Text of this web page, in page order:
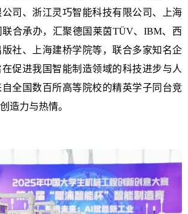
司、浙江灵巧智能科技有限公司、上海
合承办，汇聚德国莱茵TÜV、IBM、 西
社、 上海建桥学院等，联合多家知名企
在促进我国智能制造领域的科技进步与人
全国数百所高等院校的精英学子同台竞
造力与热情。